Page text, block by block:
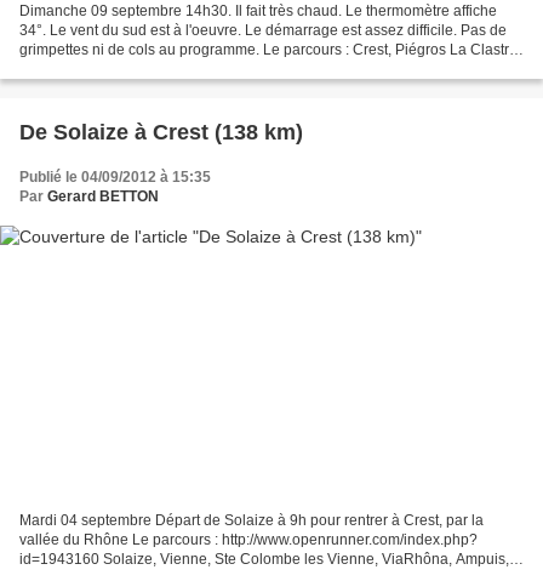
Dimanche 09 septembre 14h30. Il fait très chaud. Le thermomètre affiche
34°. Le vent du sud est à l'oeuvre. Le démarrage est assez difficile. Pas de
grimpettes ni de cols au programme. Le parcours : Crest, Piégros La Clastre,
De Solaize à Crest (138 km)
Publié le 04/09/2012 à 15:35
Par Gerard BETTON
Mardi 04 septembre Départ de Solaize à 9h pour rentrer à Crest, par la
vallée du Rhône Le parcours : http://www.openrunner.com/index.php?
id=1943160 Solaize, Vienne, Ste Colombe les Vienne, ViaRhôna, Ampuis,